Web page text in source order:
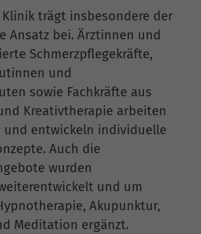
trägt insbesondere der
Ansatz bei. Ärztinnen und
Schmerzpflegekräfte,
und
sowie Fachkräfte aus
Kreativtherapie arbeiten
und entwickeln individuelle
Auch die
wurden
und um
Akupunktur,
Meditation ergänzt.